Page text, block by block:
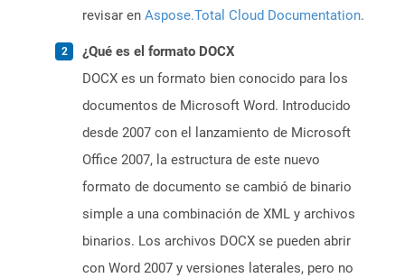
revisar en Aspose.Total Cloud Documentation.
¿Qué es el formato DOCX
DOCX es un formato bien conocido para los
documentos de Microsoft Word. Introducido
desde 2007 con el lanzamiento de Microsoft
Office 2007, la estructura de este nuevo
formato de documento se cambió de binario
simple a una combinación de XML y archivos
binarios. Los archivos DOCX se pueden abrir
con Word 2007 y versiones laterales, pero no